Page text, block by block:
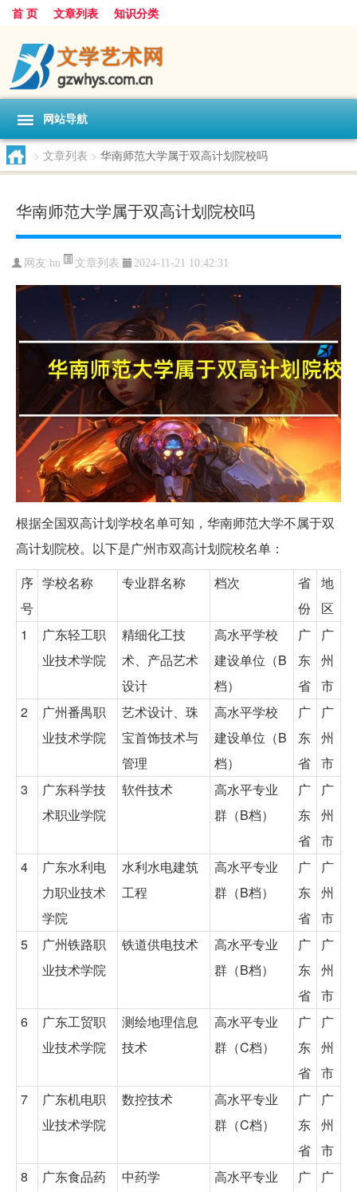
首 页 文章列表 知识分类
网站导航
> 文章列表 > 华南师范大学属于双高计划院校吗
华南师范大学属于双高计划院校吗
网友:hn 文章列表 2024-11-21 10:42:31
根据全国双高计划学校名单可知，华南师范大学不属于双
高计划院校。以下是广州市双高计划院校名单：
序
号
学校名称 专业群名称 档次
省
份
地
区
1
广东轻工职
业技术学院
精细化工技
术、产品艺术
设计
高水平学校
建设单位（B
档）
广
东
省
广
州
市
2
广州番禺职
业技术学院
艺术设计、珠
宝首饰技术与
管理
高水平学校
建设单位（B
档）
广
东
省
广
州
市
3
广东科学技
术职业学院
软件技术
高水平专业
群（B档）
广
东
省
广
州
市
4
广东水利电
力职业技术
学院
水利水电建筑
工程
高水平专业
群（B档）
广
东
省
广
州
市
5
广州铁路职
业技术学院
铁道供电技术
高水平专业
群（B档）
广
东
省
广
州
市
6
广东工贸职
业技术学院
测绘地理信息
技术
高水平专业
群（C档）
广
东
省
广
州
市
7
广东机电职
业技术学院
数控技术
高水平专业
群（C档）
广
东
省
广
州
市
8
广东食品药
中药学
高水平专业
广
广